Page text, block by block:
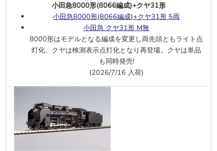
エンドウ(J)
80系300番台 東海道線 基本 4両A
間3両B
80系300番台 東海道線 準急東海 10両
80系300番台 中央西線 中央線 片側切
7/29
TOMIX(N)
500系【のぞみ】基本4両
両
小田急8000形(8066編成)+クヤ31形
小田急8000形(8066編成)+クヤ31形 5両
小田急 クヤ31形 M無
8000形はモデルとなる編成を変更し両先頭ともライト点
灯化、クヤは検測表示点灯化となり再登場。クヤは単品
も同時発売!
(2026/7/16 入荷)